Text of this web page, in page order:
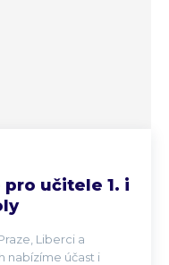
učitele 1. i
Liberci a
nabízíme účast i